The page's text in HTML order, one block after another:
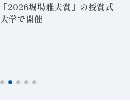
2026堀場雅夫賞」の授賞式
学で開催